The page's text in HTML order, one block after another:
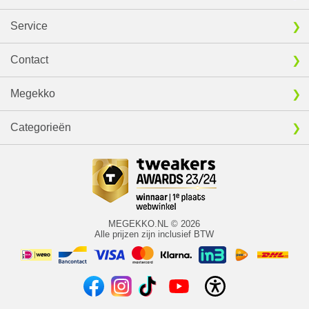
Service
Contact
Megekko
Categorieën
MEGEKKO.NL © 2026
Alle prijzen zijn inclusief BTW